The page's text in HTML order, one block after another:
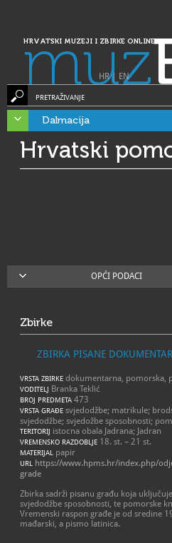
HRVATSKI MUZEJI I ZBIRKE ONLINE
muz
HR| EN
PRETRAŽIVANJE
Dalmacija
Hrvatski
OPĆI PODACI
Zbirke
ZBIRKA PISANE
VRSTA ZBIRKE dokumentarna, pomorska,
VODITELJ Branka Teklić
BROJ PREDMETA 473
VRSTA GRAĐE svjedodžbe; matrikule;
svjedodžbe; svjedožbe sposobnosti;
TERITORIJ istocna obala Jadrana; Jadran
VREMENSKO RAZDOBLJE 18. st. – 21 st.
MATERIJAL papir
URL
https://www.hpms.hr/index.php/
grade
Zbirka sadrži pisanu građu koja
svjedodžbe sposobnosti, te pomorske
Vremenski raspon građe je od sredine
mađarski, a pismo latinica.